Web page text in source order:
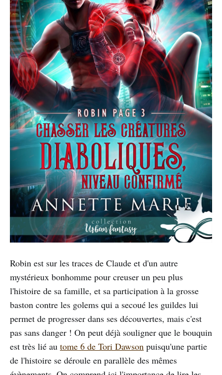
Robin est sur les traces de Claude et d'un autre
mystérieux bonhomme pour creuser un peu plus
l'histoire de sa famille, et sa participation à la grosse
baston contre les golems qui a secoué les guildes lui
permet de progresser dans ses découvertes, mais c'est
pas sans danger ! On peut déjà souligner que le bouquin
est très lié au tome 6 de Tori Dawson puisqu'une partie
de l'histoire se déroule en parallèle des mêmes